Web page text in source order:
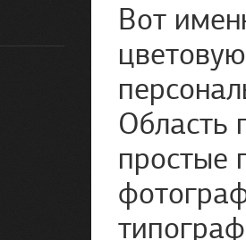
Вот
Область
простые